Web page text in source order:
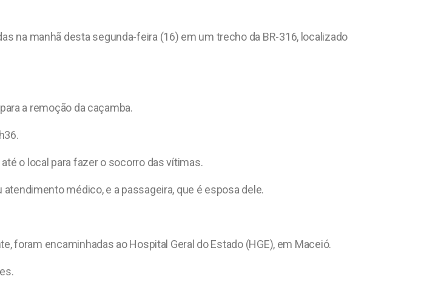
na manhã desta segunda-feira (16) em um trecho da BR-316, localizado
a remoção da caçamba.
o local para fazer o socorro das vítimas.
médico, e a passageira, que é esposa dele.
foram encaminhadas ao Hospital Geral do Estado (HGE), em Maceió.